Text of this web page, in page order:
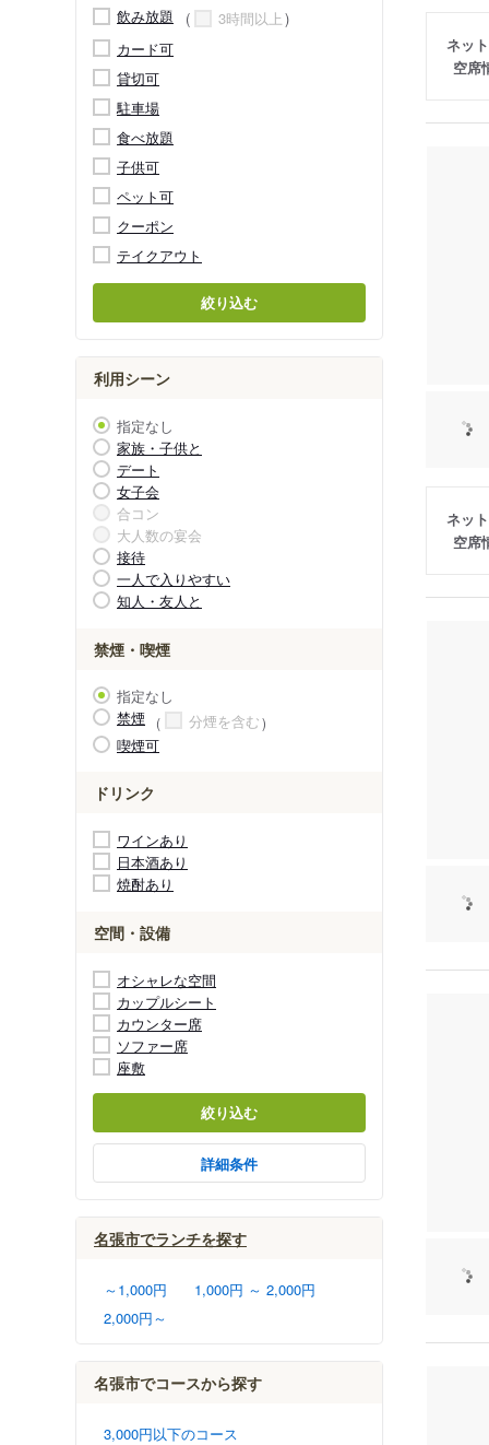
飲み放題
3時間以上
カード可
貸切可
駐車場
食べ放題
子供可
ペット可
クーポン
テイクアウト
絞り込む
利用シーン
指定なし
家族・子供と
デート
女子会
合コン
大人数の宴会
接待
一人で入りやすい
知人・友人と
禁煙・喫煙
指定なし
禁煙
分煙を含む
喫煙可
ドリンク
ワインあり
日本酒あり
焼酎あり
空間・設備
オシャレな空間
カップルシート
カウンター席
ソファー席
座敷
絞り込む
詳細条件
名張市でランチを探す
～1,000円
1,000円 ～ 2,000円
2,000円～
名張市でコースから探す
3,000円以下のコース
ネッ
空席
ネッ
空席